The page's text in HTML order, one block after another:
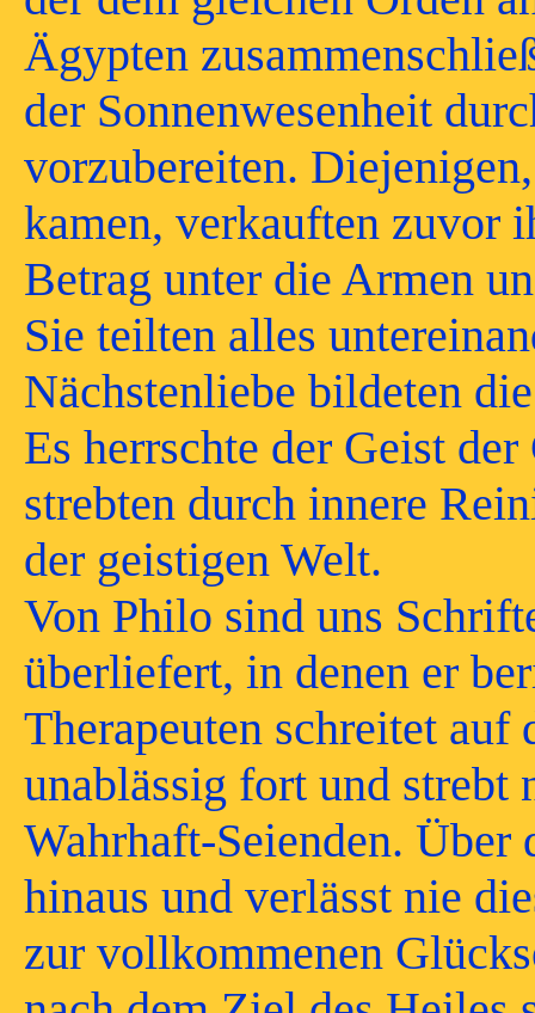
Ägypten
der Sonnenwesenheit
vorzubereiten.
kamen, verkauften zuvor
Betrag unter die Armen
Sie teilten alles
Nächstenliebe bildeten
Es herrschte der Geist
strebten durch innere
der geistigen Welt.
Von Philo sind uns
überliefert, in denen er
Therapeuten schreitet auf
unablässig fort und strebt
Wahrhaft-Seienden. Über
hinaus und verlässt nie
zur vollkommenen